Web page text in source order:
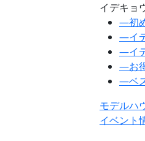
イデキョ
―初
―イ
―イ
―お
―ベ
モデルハ
イベント